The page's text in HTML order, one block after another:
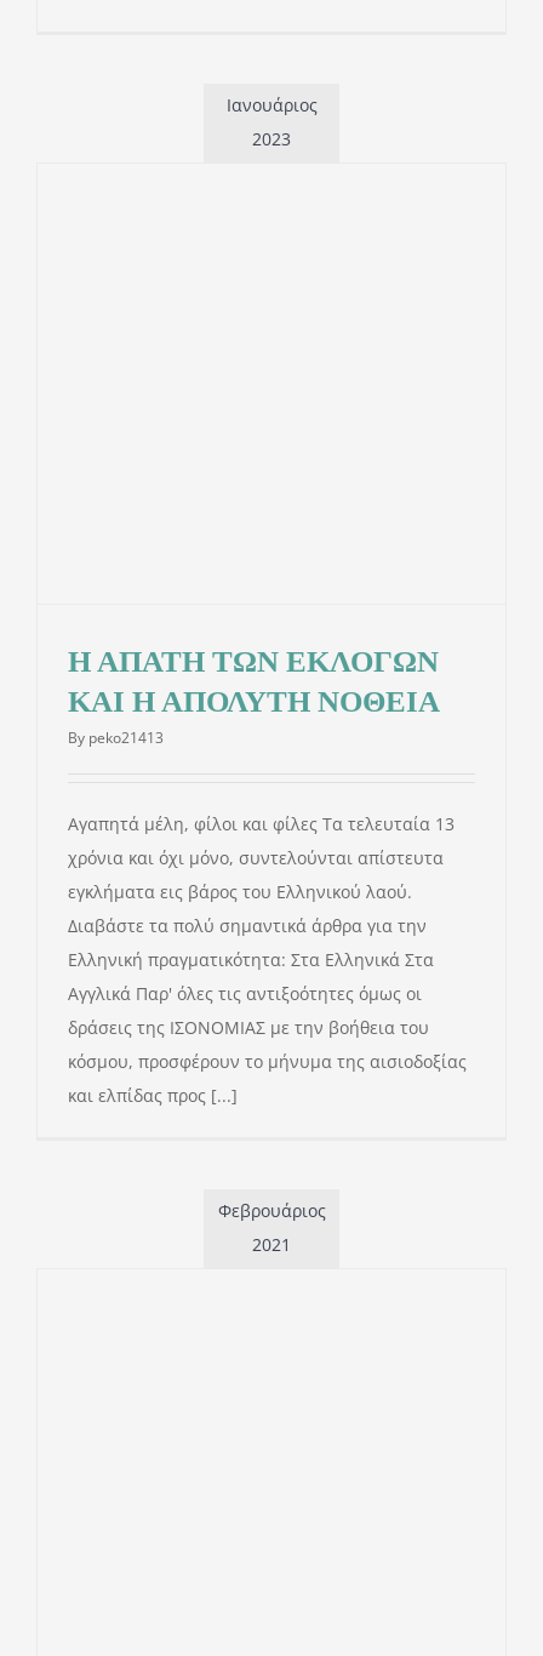
Ιανουάριος
2023
Η ΑΠΑΤΗ ΤΩΝ ΕΚΛΟΓΩΝ
ΚΑΙ Η ΑΠΟΛΥΤΗ ΝΟΘΕΙΑ
By peko21413
Αγαπητά μέλη, φίλοι και φίλες Τα τελευταία 13
χρόνια και όχι μόνο, συντελούνται απίστευτα
εγκλήματα εις βάρος του Ελληνικού λαού.
Διαβάστε τα πολύ σημαντικά άρθρα για την
Ελληνική πραγματικότητα: Στα Ελληνικά Στα
Αγγλικά Παρ' όλες τις αντιξοότητες όμως οι
δράσεις της ΙΣΟΝΟΜΙΑΣ με την βοήθεια του
κόσμου, προσφέρουν το μήνυμα της αισιοδοξίας
και ελπίδας προς [...]
Φεβρουάριος
2021